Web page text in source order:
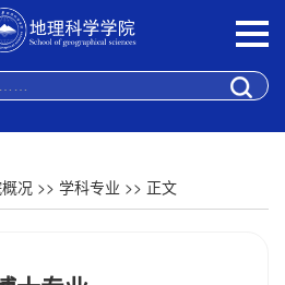
况 >> 学科专业 >> 正文